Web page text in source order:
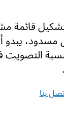
قائمة
يبدو
التصويت
بنا